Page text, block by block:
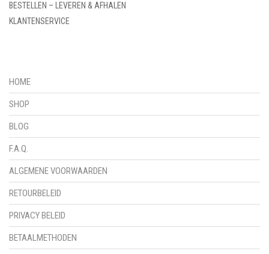
BESTELLEN – LEVEREN & AFHALEN
KLANTENSERVICE
HOME
SHOP
BLOG
F.A.Q.
ALGEMENE VOORWAARDEN
RETOURBELEID
PRIVACY BELEID
BETAALMETHODEN